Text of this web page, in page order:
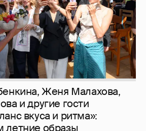
Женя Малахова,
и другие гости
вкуса и ритма»:
летние образы